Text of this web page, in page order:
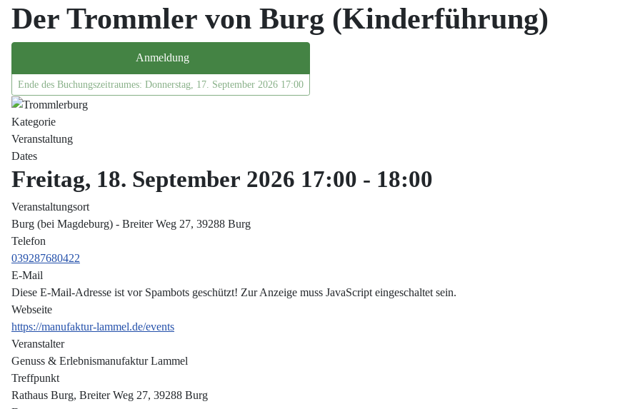
Der Trommler von Burg (Kinderführung)
Anmeldung
Ende des Buchungszeitraumes: Donnerstag, 17. September 2026 17:00
Kategorie
Veranstaltung
Dates
Freitag, 18. September 2026 17:00 - 18:00
Veranstaltungsort
Burg (bei Magdeburg) - Breiter Weg 27, 39288 Burg
Telefon
039287680422
E-Mail
Diese E-Mail-Adresse ist vor Spambots geschützt! Zur Anzeige muss JavaScript eingeschaltet sein.
Webseite
https://manufaktur-lammel.de/events
Veranstalter
Genuss & Erlebnismanufaktur Lammel
Treffpunkt
Rathaus Burg, Breiter Weg 27, 39288 Burg